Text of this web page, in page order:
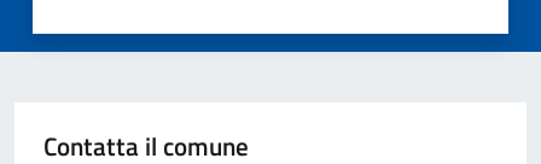
Contatta il comune